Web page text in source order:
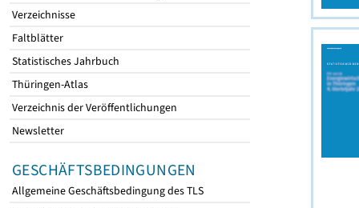
Verzeichnisse
Faltblätter
Statistisches Jahrbuch
Thüringen-Atlas
Verzeichnis der Veröffentlichungen
Newsletter
GESCHÄFTSBEDINGUNGEN
Allgemeine Geschäftsbedingung des TLS